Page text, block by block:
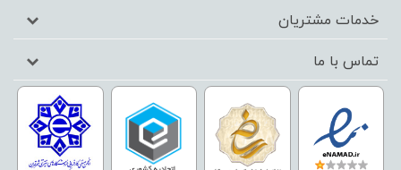
خدمات مشتریان
تماس با ما